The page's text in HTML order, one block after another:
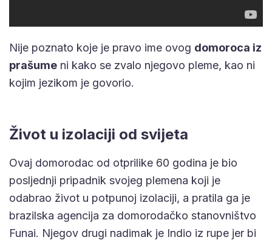
Nije poznato koje je pravo ime ovog domoroca iz
prašume ni kako se zvalo njegovo pleme, kao ni
kojim jezikom je govorio.
Život u izolaciji od svijeta
Ovaj domorodac od otprilike 60 godina je bio
posljednji pripadnik svojeg plemena koji je
odabrao život u potpunoj izolaciji, a pratila ga je
brazilska agencija za domorodačko stanovništvo
Funai. Njegov drugi nadimak je Indio iz rupe jer bi